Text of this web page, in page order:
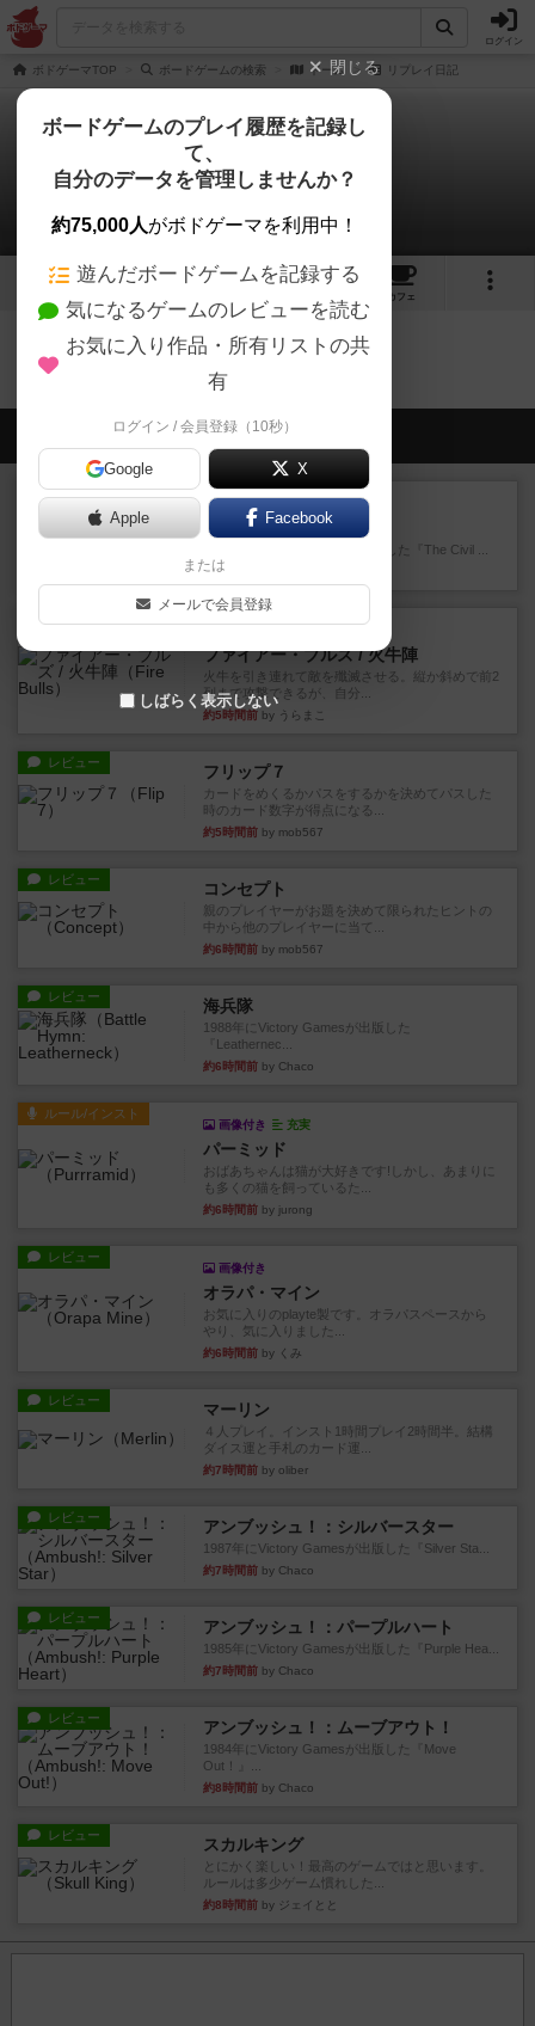
ログイン
ボドゲーマTOP ボードゲームの検索 ドーム リプレイ日記
ドーム
0件のリプレイ日記
1
カフェ
ドームのトップに戻る
会員の新しい投稿
レビュー
南北戦争
1983年にVictory Gamesが出版した『The Civil ...
約3時間前
ファイアー・ブルズ / 火牛陣
火牛を引き連れて敵を殲滅させる。縦か斜めで前2
列まで攻撃できるが、自分...
約5時間前 by うらまこ
レビュー フリップ７
カードをめくるかパスをするかを決めてパスした
時のカード数字が得点になる...
約5時間前 by mob567
レビュー コンセプト
親のプレイヤーがお題を決めて限られたヒントの
中から他のプレイヤーに当て...
約6時間前 by mob567
レビュー 海兵隊
1988年にVictory Gamesが出版した
『Leathernec...
約6時間前 by Chaco
ルール/インスト
画像付き 充実
パーミッド
おばあちゃんは猫が大好きです!しかし、あまりに
も多くの猫を飼っているた...
約6時間前 by jurong
レビュー
画像付き
オラパ・マイン
お気に入りのplayte製です。オラパスペースから
やり、気に入りました...
約6時間前 by くみ
レビュー マーリン
４人プレイ。インスト1時間プレイ2時間半。結構
ダイス運と手札のカード運...
約7時間前 by oliber
レビュー アンブッシュ！：シルバースター
1987年にVictory Gamesが出版した『Silver Sta...
約7時間前 by Chaco
レビュー アンブッシュ！：パープルハート
1985年にVictory Gamesが出版した『Purple Hea...
約7時間前 by Chaco
レビュー アンブッシュ！：ムーブアウト！
1984年にVictory Gamesが出版した『Move
Out！』...
約8時間前 by Chaco
レビュー スカルキング
とにかく楽しい！最高のゲームではと思います。
ルールは多少ゲーム慣れした...
約8時間前 by ジェイとと
閉じる
ボードゲームのプレイ履歴を記録し
て、
自分のデータを管理しませんか？
約75,000人がボドゲーマを利用中！
遊んだボードゲームを記録する
気になるゲームのレビューを読む
お気に入り作品・所有リストの共
有
ログイン / 会員登録（10秒）
Google X
Apple Facebook
または
メールで会員登録
しばらく表示しない